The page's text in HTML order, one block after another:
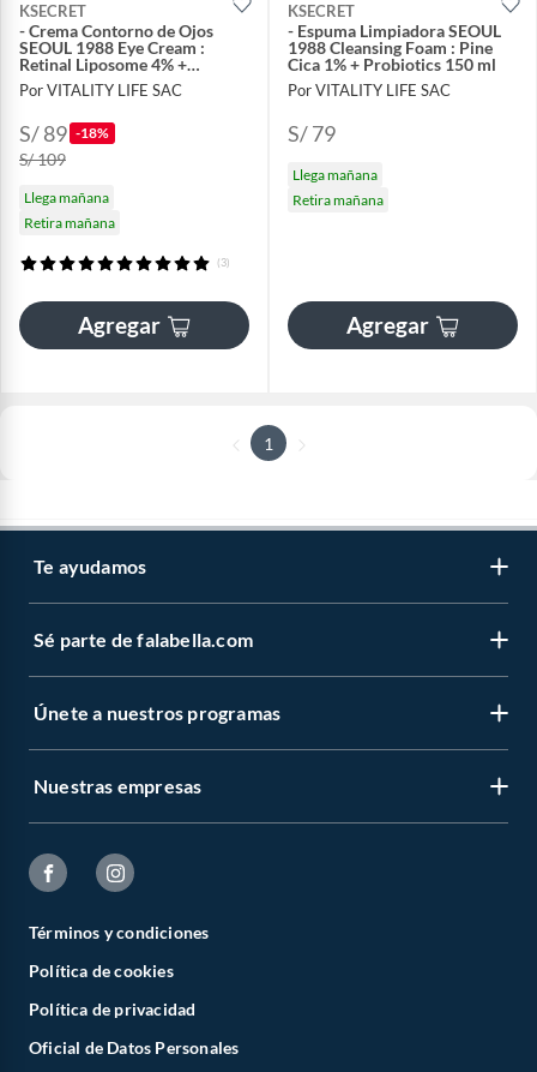
KSECRET
- Crema Contorno de Ojos
SEOUL 1988 Eye Cream :
Retinal Liposome 4% +
Fermented Bean 30 ML
Por VITALITY LIFE SAC
S/ 89 -18%
S/ 109
Llega mañana
Retira mañana
(3)
Agregar
KSECRET
- Espuma Limpiadora SEOUL
1988 Cleansing Foam : Pine
Cica 1% + Probiotics 150 ml
Por VITALITY LIFE SAC
S/ 79
Llega mañana
Retira mañana
Agregar
1
Te ayudamos
Sé parte de falabella.com
Únete a nuestros programas
Nuestras empresas
Términos y condiciones
Política de cookies
Política de privacidad
Oficial de Datos Personales